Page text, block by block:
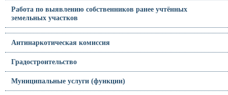
Работа по выявлению собственников ранее учтённых
земельных участков
Антинаркотическая комиссия
Градостроительство
Муниципальные услуги (функции)